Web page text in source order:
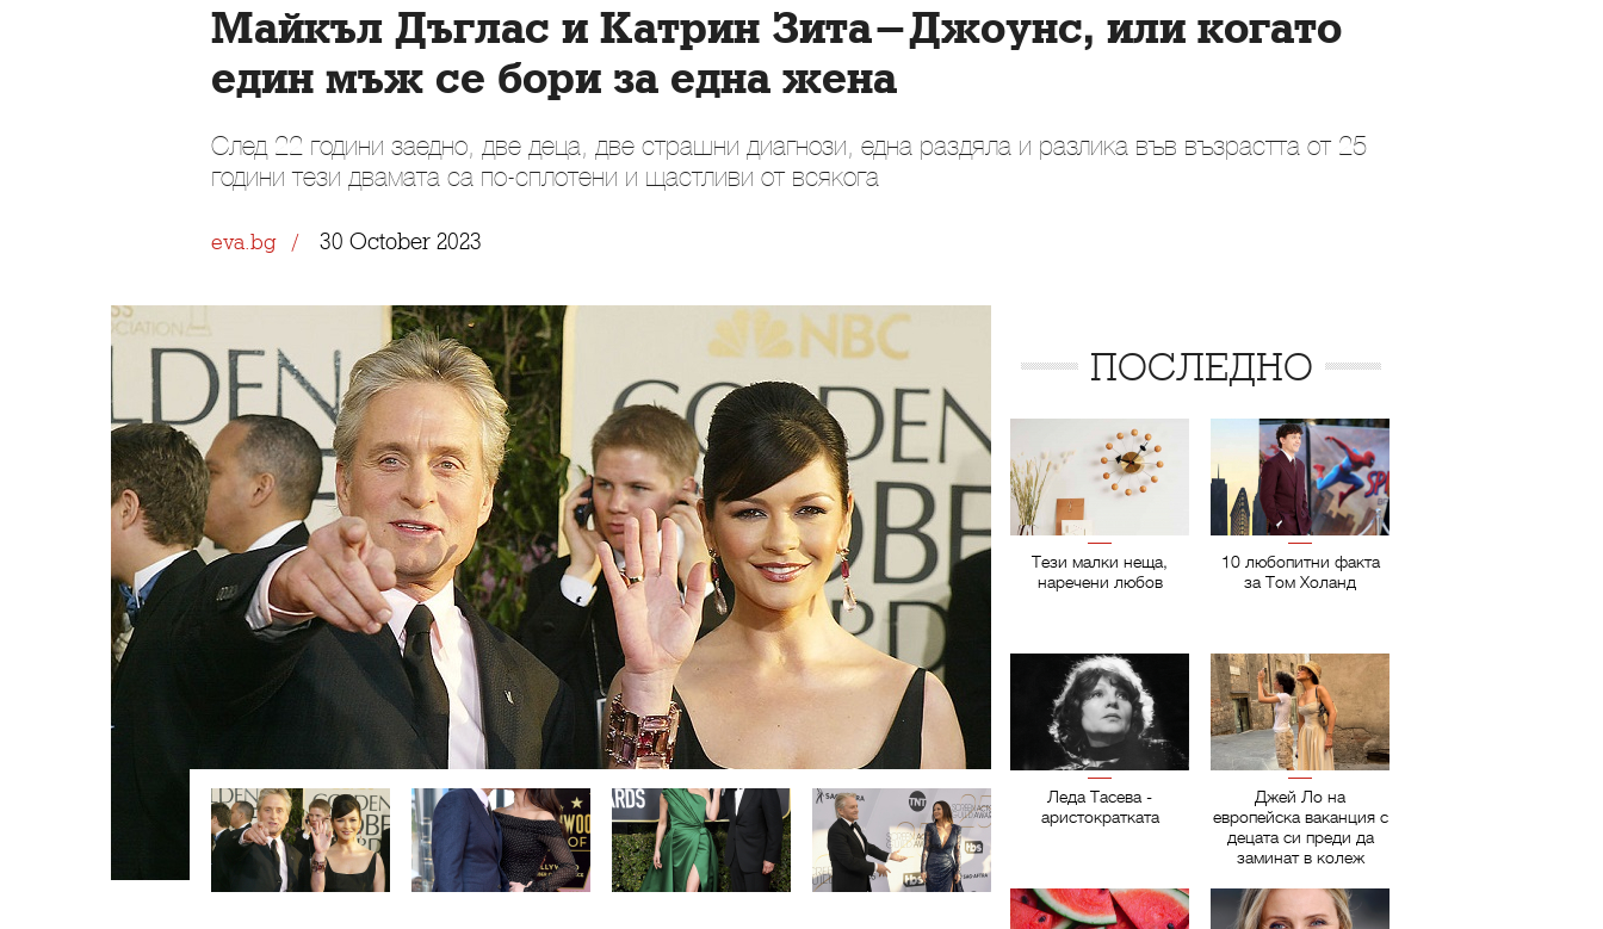
Майкъл Дъглас и Катрин Зита-Джоунс, или когато
един мъж се бори за една жена
След 22 години заедно, две деца, две страшни диагнози, една раздяла и разлика във възрастта от 25
години тези двамата са по-сплотени и щастливи от всякога
eva.bg 30 October 2023
ПОСЛЕДНО
Тези малки неща,
наречени любов
10 любопитни факта
за Том Холанд
Леда Тасева -
аристократката
Джей Ло на
европейска ваканция с
децата си преди да
заминат в колеж